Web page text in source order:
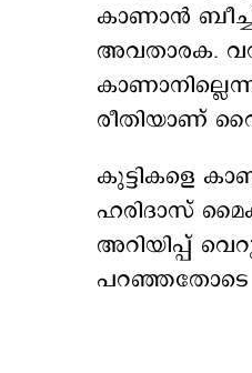
കാണാൻ
അവതാരക. വൻ
രീതിയാണ്
കുട്ടികളെ
ഹരിദാസ്
അറിയിപ്പ്
പറഞ്ഞതോടെ